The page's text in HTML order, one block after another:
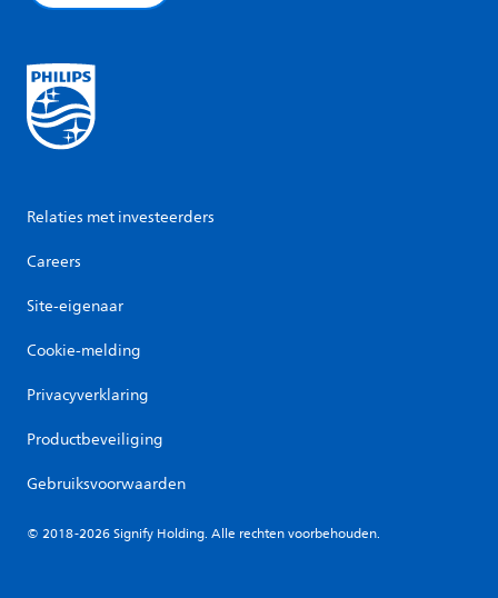
Relaties met investeerders
Careers
Site-eigenaar
Cookie-melding
Privacyverklaring
Productbeveiliging
Gebruiksvoorwaarden
© 2018-2026 Signify Holding. Alle rechten voorbehouden.